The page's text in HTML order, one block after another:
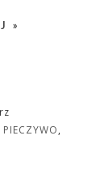
»
PIECZYWO,